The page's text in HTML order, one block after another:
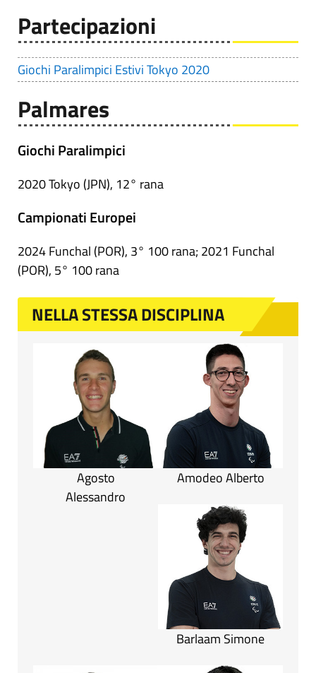
Partecipazioni
Giochi Paralimpici Estivi Tokyo 2020
Palmares
Giochi Paralimpici
2020 Tokyo (JPN), 12° rana
Campionati Europei
2024 Funchal (POR), 3° 100 rana; 2021 Funchal
(POR), 5° 100 rana
NELLA STESSA DISCIPLINA
Agosto
Alessandro
Amodeo Alberto
Barlaam Simone